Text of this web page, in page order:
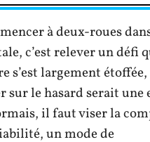
à deux-roues
c’est relever un défi
s’est largement
sur le hasard serait une
il faut viser la
un mode de